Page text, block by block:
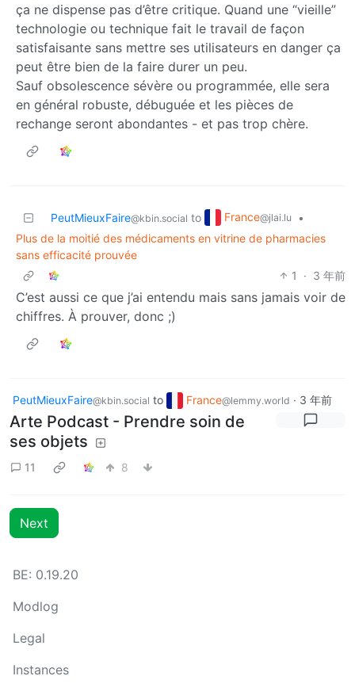
ça ne dispense pas d’être critique. Quand une “vieille”
technologie ou technique fait le travail de façon
satisfaisante sans mettre ses utilisateurs en danger ça
peut être bien de la faire durer un peu.
Sauf obsolescence sévère ou programmée, elle sera
en général robuste, débuguée et les pièces de
rechange seront abondantes - et pas trop chère.
PeutMieuxFaire@kbin.social to France@jlai.lu
•
Plus de la moitié des médicaments en vitrine de pharmacies
sans efficacité prouvée
1
· 3 年前
C’est aussi ce que j’ai entendu mais sans jamais voir de
chiffres. À prouver, donc ;)
PeutMieuxFaire@kbin.social to France@lemmy.world · 3 年前
Arte Podcast - Prendre soin de
ses objets
11 8
Next
BE: 0.19.20
Modlog
Legal
Instances